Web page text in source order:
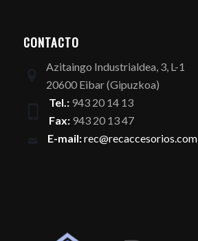
CONTACTO
Azitaingo Industrialdea, 3, L-1
20600 Eibar (Gipuzkoa)
Tel.:943 20 14 13
Fax:943 20 13 47
E-mail:rec@recaccesorios.com